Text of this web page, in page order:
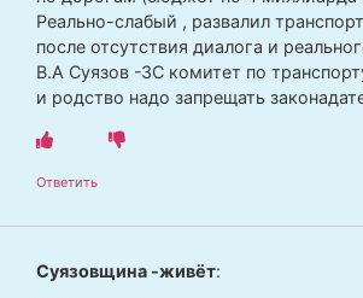
Реально-слабый , развалил
после отсутствия диалога и
В.А Суязов -ЗС комитет по
и родство надо запрещать
Ответить
Суязовщина -живёт: